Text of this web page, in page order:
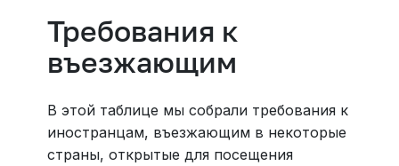
Требования к
въезжающим
В этой таблице мы собрали требования к
иностранцам, въезжающим в некоторые
страны, открытые для посещения